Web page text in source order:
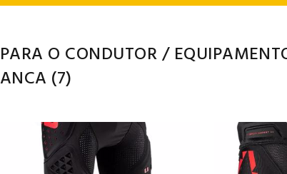
PARA O CONDUTOR/
ANCA (7)